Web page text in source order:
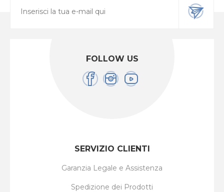
FOLLOW US
SERVIZIO CLIENTI
Garanzia Legale e Assistenza
Spedizione dei Prodotti